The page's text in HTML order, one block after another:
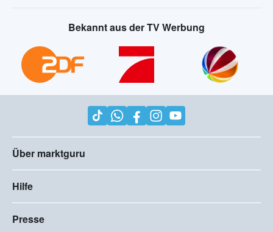
Bekannt aus der TV Werbung
Über marktguru
Hilfe
Presse